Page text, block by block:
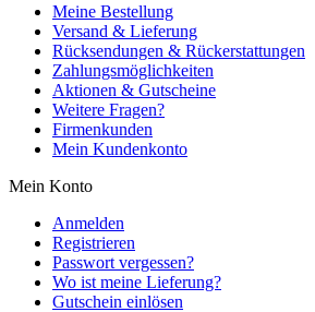
Meine Bestellung
Versand & Lieferung
Rücksendungen & Rückerstattungen
Zahlungsmöglichkeiten
Aktionen & Gutscheine
Weitere Fragen?
Firmenkunden
Mein Kundenkonto
Mein Konto
Anmelden
Registrieren
Passwort vergessen?
Wo ist meine Lieferung?
Gutschein einlösen